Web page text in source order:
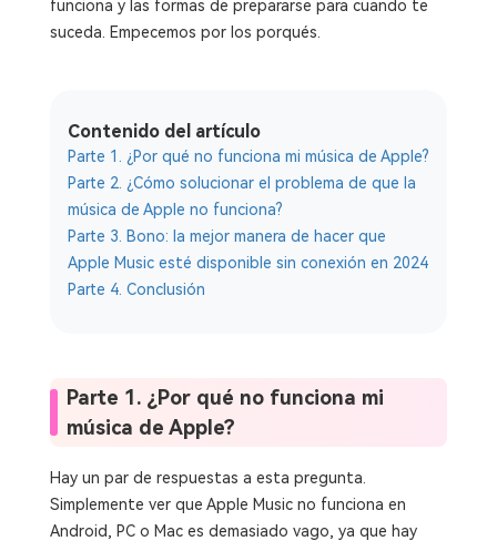
funciona y las formas de prepararse para cuando te
suceda. Empecemos por los porqués.
Contenido del artículo
Parte 1. ¿Por qué no funciona mi música de Apple?
Parte 2. ¿Cómo solucionar el problema de que la
música de Apple no funciona?
Parte 3. Bono: la mejor manera de hacer que
Apple Music esté disponible sin conexión en 2024
Parte 4. Conclusión
Parte 1. ¿Por qué no funciona mi
música de Apple?
Hay un par de respuestas a esta pregunta.
Simplemente ver que Apple Music no funciona en
Android, PC o Mac es demasiado vago, ya que hay